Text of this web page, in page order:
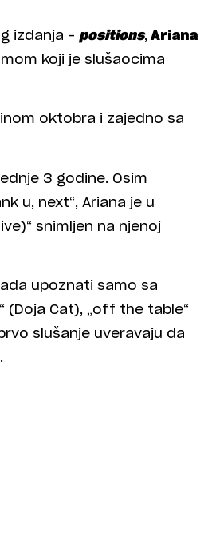
izdanja – positions, Ariana
koji je slušaocima
oktobra i zajedno sa
3 godine. Osim
u, next“, Ariana je u
snimljen na njenoj
upoznati samo sa
(Doja Cat), „off the table“
slušanje uveravaju da